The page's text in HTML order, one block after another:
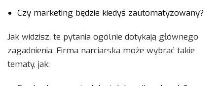
Czy marketing będzie kiedyś zautomatyzowany?
Jak widzisz, te pytania ogólnie dotykają głównego
zagadnienia. Firma narciarska może wybrać takie
tematy, jak: